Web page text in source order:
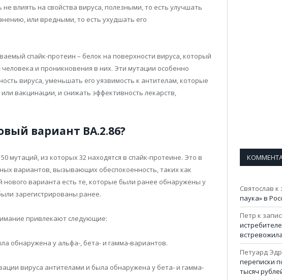
влиять на свойства вируса, полезными, то есть улучшать
или вредными, то есть ухудшать его
спайк-протеин – белок на поверхности вируса, который
и проникновения в них. Эти мутации особенно
вируса, уменьшать его уязвимость к антителам, которые
вакцинации, и снижать эффективность лекарств,
вариант BA.2.86?
мутаций, из которых 32 находятся в спайк-протеине. Это в
вариантов, вызывающих обеспокоенность, таких как
нового варианта есть те, которые были ранее обнаружены у
зарегистрированы ранее.
привлекают следующие:
обнаружена у альфа-, бета- и гамма-вариантов.
вируса антителами и была обнаружена у бета- и гамма-
Святослав к
паука» в
Петр к
Петуард
переписки
тысяч